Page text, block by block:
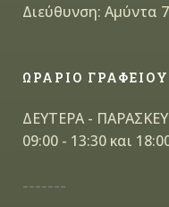
Διεύθυνση: Αμύντα
ΩΡΑΡΙΟ ΓΡΑΦΕΙΟΥ
ΔΕΥΤΕΡΑ -
09:00 - 13:30 και
-------